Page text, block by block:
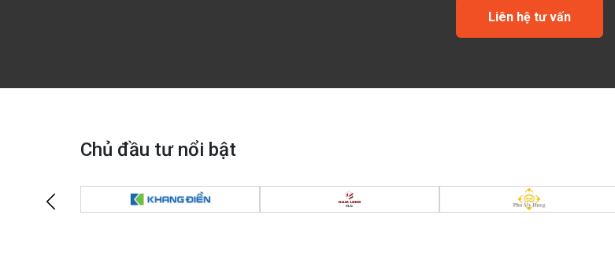
Liên hệ tư vấn
Chủ đầu tư nổi bật